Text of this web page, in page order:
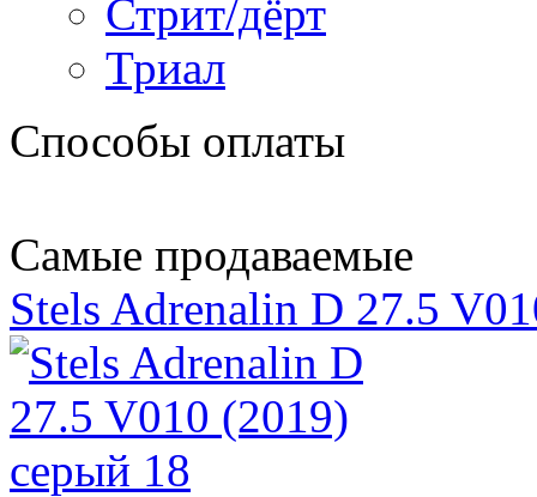
Стрит/дёрт
Триал
Способы оплаты
Самые продаваемые
Stels Adrenalin D 27.5